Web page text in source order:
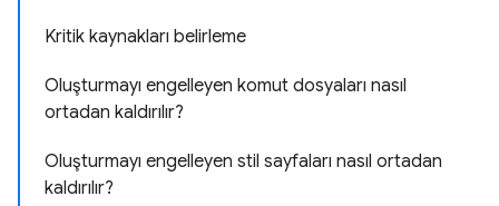
Kritik kaynakları belirleme
Oluşturmayı engelleyen komut dosyaları nasıl
ortadan kaldırılır?
Oluşturmayı engelleyen stil sayfaları nasıl ortadan
kaldırılır?